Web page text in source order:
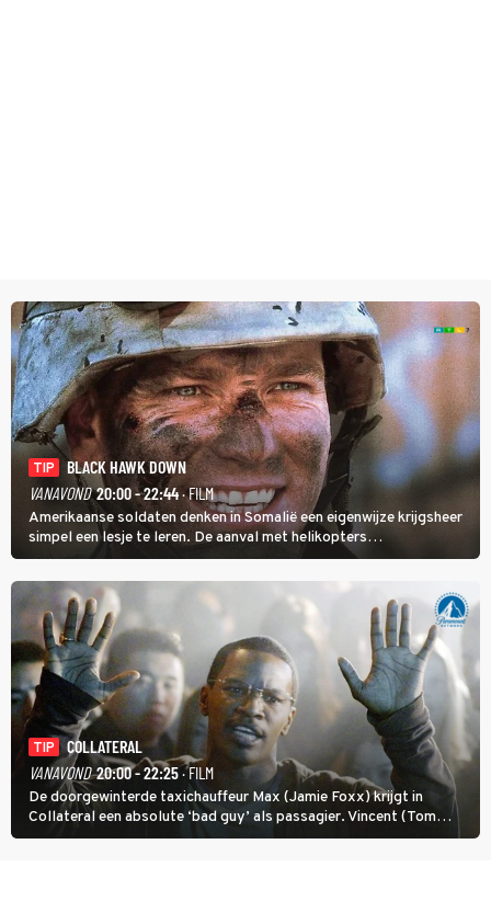
TIP
BLACK HAWK DOWN
VANAVOND 20:00 - 22:44· FILM
Amerikaanse soldaten denken in Somalië een eigenwijze krijgsheer
simpel een lesje te leren. De aanval met helikopters
verloopt in Black Hawk down dramatisch.
TIP
COLLATERAL
VANAVOND 20:00 - 22:25· FILM
De doorgewinterde taxichauffeur Max (Jamie Foxx) krijgt in
Collateral een absolute ‘bad guy’ als passagier. Vincent (Tom
Cruise) heeft hem nodig om hem de stad door te loodsen om een